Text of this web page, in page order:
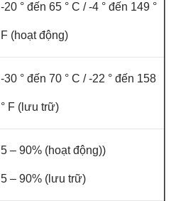
-20 ° đến 65 ° C / -4 ° đến 149 °
F (hoạt động)
-30 ° đến 70 ° C / -22 ° đến 158
° F (lưu trữ)
5 – 90% (hoạt động))
5 – 90% (lưu trữ)